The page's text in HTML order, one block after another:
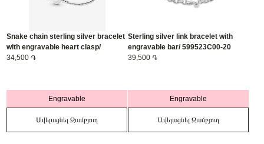
Snake chain sterling silver bracelet
with engravable heart clasp/
599206C00-20
34,500 ֏
Engravable
Ավելացնել Զամբյուղ
Sterling silver link bracelet with
engravable bar/ 599523C00-20
39,500 ֏
Engravable
Ավելացնել Զամբյուղ